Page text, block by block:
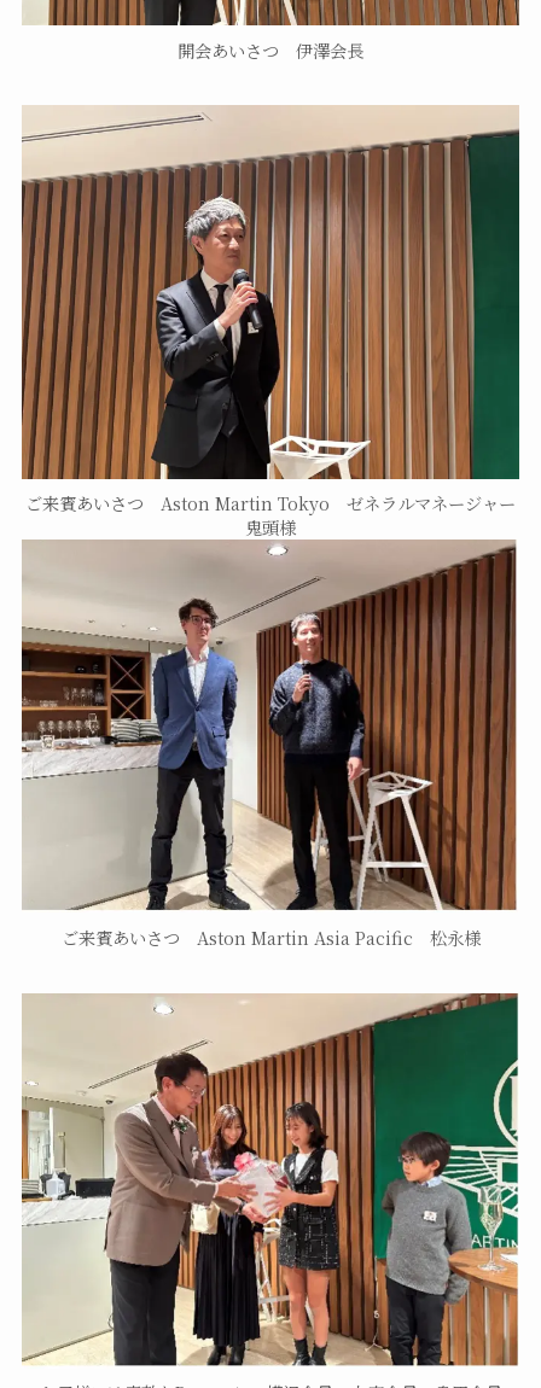
開会あいさつ 伊澤会長
ご来賓あいさつ Aston Martin Tokyo ゼネラルマネージャー
鬼頭様
ご来賓あいさつ Aston Martin Asia Pacific 松永様